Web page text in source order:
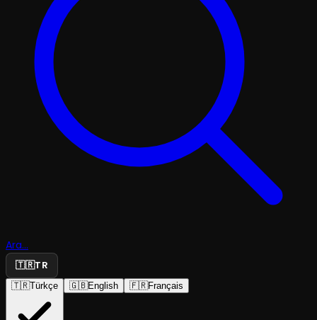
Ara...
🇹🇷TR
🇹🇷Türkçe 🇬🇧English 🇫🇷Français